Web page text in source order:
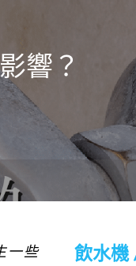
響？
一些
飲水機